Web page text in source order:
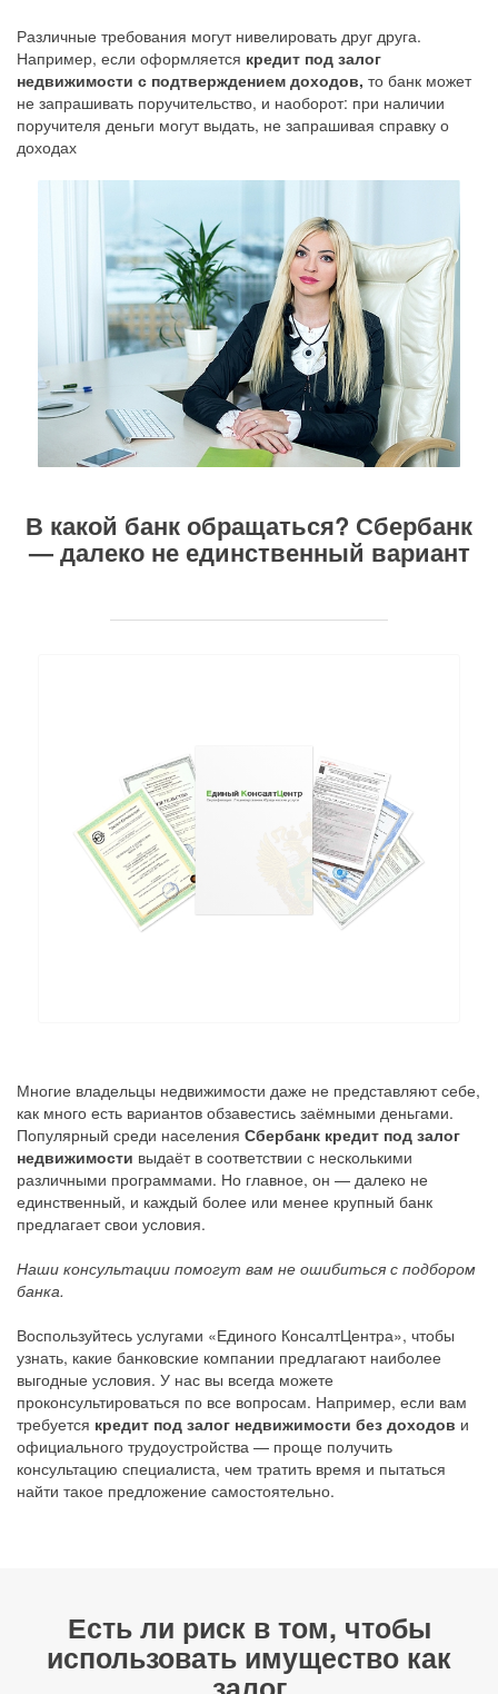
Различные требования могут нивелировать друг друга.
Например, если оформляется кредит под залог
недвижимости с подтверждением доходов, то банк может
не запрашивать поручительство, и наоборот: при наличии
поручителя деньги могут выдать, не запрашивая справку о
доходах
В какой банк обращаться? Сбербанк
— далеко не единственный вариант
Многие владельцы недвижимости даже не представляют себе,
как много есть вариантов обзавестись заёмными деньгами.
Популярный среди населения Сбербанк кредит под залог
недвижимости выдаёт в соответствии с несколькими
различными программами. Но главное, он — далеко не
единственный, и каждый более или менее крупный банк
предлагает свои условия.
Наши консультации помогут вам не ошибиться с подбором
банка.
Воспользуйтесь услугами «Единого КонсалтЦентра», чтобы
узнать, какие банковские компании предлагают наиболее
выгодные условия. У нас вы всегда можете
проконсультироваться по все вопросам. Например, если вам
требуется кредит под залог недвижимости без доходов и
официального трудоустройства — проще получить
консультацию специалиста, чем тратить время и пытаться
найти такое предложение самостоятельно.
Есть ли риск в том, чтобы
использовать имущество как